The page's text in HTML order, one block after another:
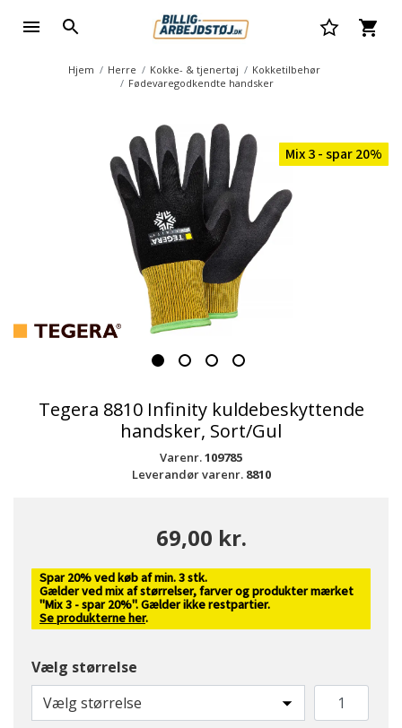
Hjem Herre Kokke- & tjenertøj
Kokketilbehør
Fødevaregodkendte handsker
Mix 3 - spar 20%
Tegera 8810 Infinity kuldebeskyttende
handsker, Sort/Gul
Varenr.109785
Leverandør varenr. 8810
69,00 kr.
Spar 20% ved køb af min. 3 stk.
Gælder ved mix af størrelser, farver og produkter mærket
"Mix 3 - spar 20%". Gælder ikke restpartier.
Se produkterne her.
Vælg størrelse
Vælg størrelse